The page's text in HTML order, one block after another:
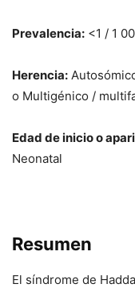
Prevalencia: <1 / 1
Herencia:
o Multigénico /
Edad de inicio o
Neonatal
Resumen
El síndrome de